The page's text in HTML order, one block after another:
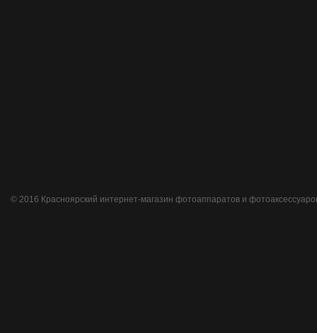
© 2016 Красноярский интернет-магазин фотоаппаратов и